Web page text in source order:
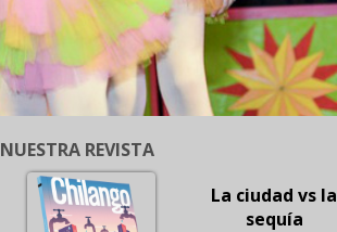
NUESTRA REVISTA
La ciudad vs la
sequía